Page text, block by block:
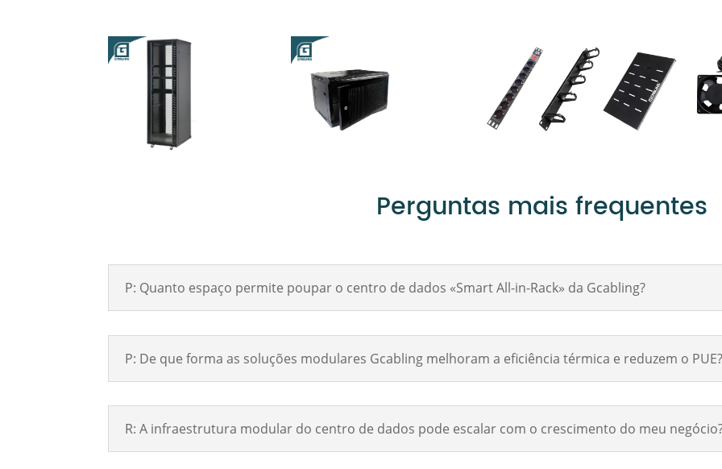
Perguntas mais frequentes
P: Quanto espaço permite poupar o centro de dados «Smart All-in-Rack» da Gcabling?
P: De que forma as soluções modulares Gcabling melhoram a eficiência térmica e reduzem o
R: A infraestrutura modular do centro de dados pode escalar com o crescimento do meu